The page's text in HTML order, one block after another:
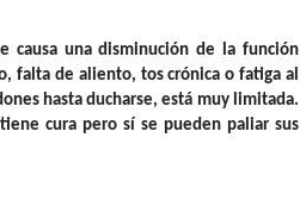
causa una disminución de la función
falta de aliento, tos crónica o fatiga al
hasta ducharse, está muy limitada.
cura pero sí se pueden paliar sus